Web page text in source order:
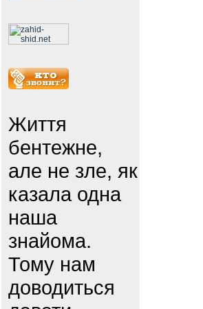
Життя
бентежне,
але не зле, як
казала одна
наша
знайома.
Тому нам
доводиться